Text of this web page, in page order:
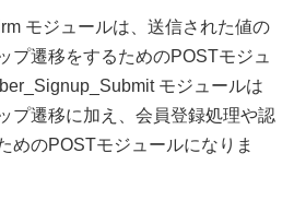
モジュールは、送信された値の
プ遷移をするためのPOSTモジュ
モジュールは
プ遷移に加え、会員登録処理や認
めのPOSTモジュールになりま